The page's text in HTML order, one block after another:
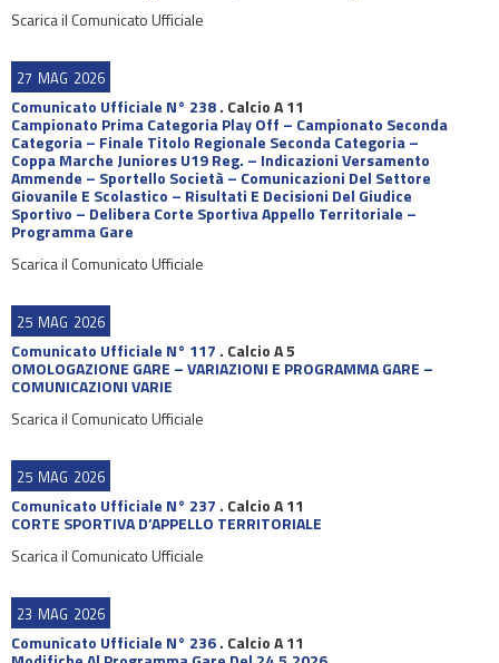
Scarica il Comunicato Ufficiale
27 MAG 2026
Comunicato Ufficiale N° 238. Calcio A 11
Campionato Prima Categoria Play Off – Campionato Seconda
Categoria – Finale Titolo Regionale Seconda Categoria –
Coppa Marche Juniores U19 Reg. – Indicazioni Versamento
Ammende – Sportello Società – Comunicazioni Del Settore
Giovanile E Scolastico – Risultati E Decisioni Del Giudice
Sportivo – Delibera Corte Sportiva Appello Territoriale –
Programma Gare
Scarica il Comunicato Ufficiale
25 MAG 2026
Comunicato Ufficiale N° 117 . Calcio A 5
OMOLOGAZIONE GARE – VARIAZIONI E PROGRAMMA GARE –
COMUNICAZIONI VARIE
Scarica il Comunicato Ufficiale
25 MAG 2026
Comunicato Ufficiale N° 237 . Calcio A 11
CORTE SPORTIVA D’APPELLO TERRITORIALE
Scarica il Comunicato Ufficiale
23 MAG 2026
Comunicato Ufficiale N° 236. Calcio A 11